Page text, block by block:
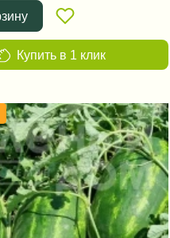
Купить в 1 клик